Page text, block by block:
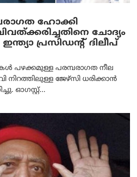
ഹോക്കി
ചോദ്യം
പ്രസിഡന്റ് ദിലീപ്
പഴക്കമുള്ള പരമ്പരാഗത നീല
നിറത്തിലുള്ള ജേഴ്‌സി ധരിക്കാൻ
ഓഗസ്റ്റ്...